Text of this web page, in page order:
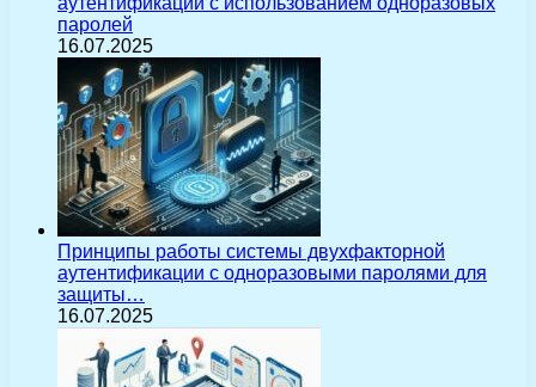
паролей
16.07.2025
Принципы работы системы двухфакторной
аутентификации с одноразовыми паролями для
защиты…
16.07.2025